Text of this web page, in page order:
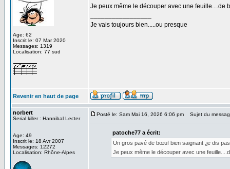
Age: 62
Inscrit le: 07 Mar 2020
Messages: 1319
Localisation: 77 sud
Je peux même le découper avec une feuille....de
Je vais toujours bien.....ou presque
Revenir en haut de page
norbert
Serial killer : Hannibal Lecter
Age: 49
Inscrit le: 18 Avr 2007
Messages: 12272
Localisation: Rhône-Alpes
Posté le: Sam Mai 16, 2026 6:06 pm Sujet du
patoche77 a écrit:
Un gros pavé de bœuf bien saignant ,je dis
Je peux même le découper avec une